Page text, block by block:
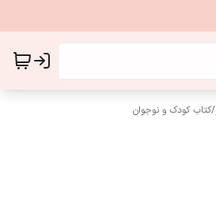
/کتاب کودک و نوجوان